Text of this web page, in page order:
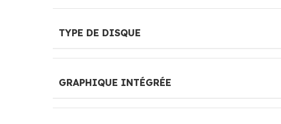
TYPE DE DISQUE
GRAPHIQUE INTÉGRÉE